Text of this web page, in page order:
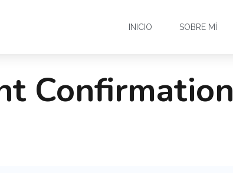
INICIO SOBRE MÍ
Confirmation